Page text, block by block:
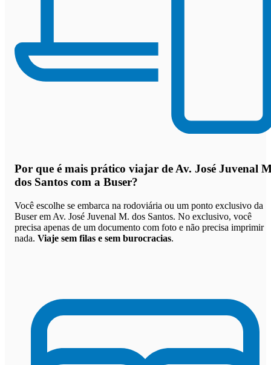
Por que é mais prático viajar de Av. José Juvenal
dos Santos com a Buser?
Você escolhe se embarca na rodoviária ou um ponto exclusivo da
Buser em Av. José Juvenal M. dos Santos. No exclusivo, você
precisa apenas de um documento com foto e não precisa imprimir
nada. Viaje sem filas e sem burocracias.